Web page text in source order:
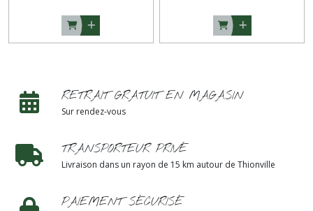
RETRAIT GRATUIT EN MAGASIN
Sur rendez-vous
TRANSPORTEUR PRIVÉ
Livraison dans un rayon de 15 km autour de Thionville
PAIEMENT SÉCURISÉ